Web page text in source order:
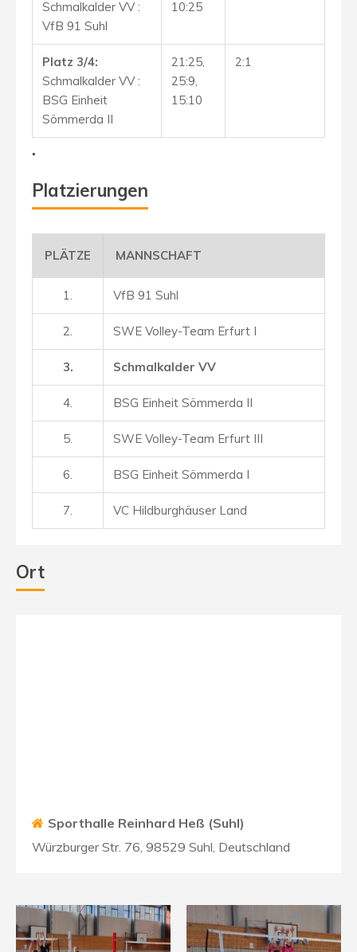
Schmalkalder VV :
VfB 91 Suhl
10:25
Platz 3/4:
Schmalkalder VV :
BSG Einheit
Sömmerda II
21:25,
25:9,
15:10
2:1
.
Platzierungen
PLÄTZE MANNSCHAFT
1. VfB 91 Suhl
2. SWE Volley-Team Erfurt I
3. Schmalkalder VV
4. BSG Einheit Sömmerda II
5. SWE Volley-Team Erfurt III
6. BSG Einheit Sömmerda I
7. VC Hildburghäuser Land
Ort
Sporthalle Reinhard Heß (Suhl)
Würzburger Str. 76, 98529 Suhl, Deutschland